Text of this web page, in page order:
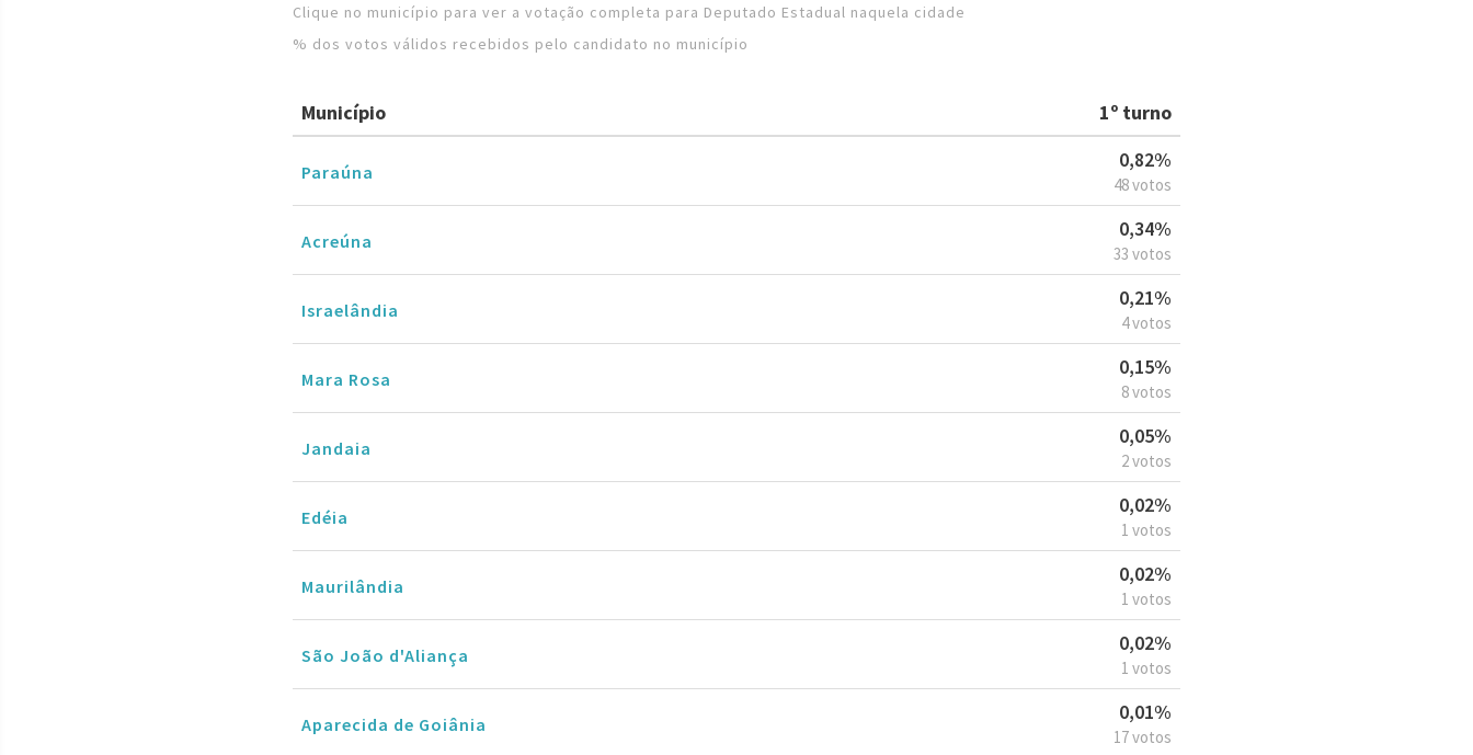
Clique no município para ver a votação completa para Deputado Estadual naquela cidade
% dos votos válidos recebidos pelo candidato no município
Município 1º turno
Paraúna
0,82%
48 votos
Acreúna
0,34%
33 votos
Israelândia
0,21%
4 votos
Mara Rosa
0,15%
8 votos
Jandaia
0,05%
2 votos
Edéia
0,02%
1 votos
Maurilândia
0,02%
1 votos
São João d'Aliança
0,02%
1 votos
Aparecida de Goiânia
0,01%
17 votos